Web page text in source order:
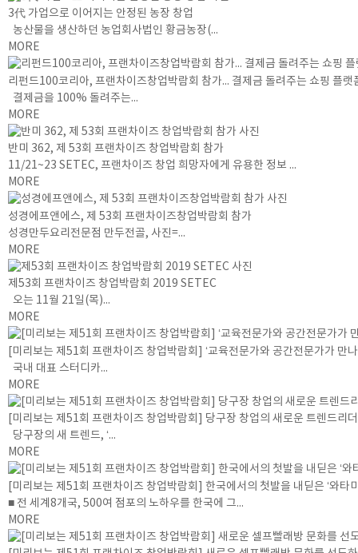
3代 가업으로 이어지는 안정된 농장 창업
농산물을 생산하던 농업회사법인 황금농장(...
MORE
리펀드100코리아, 프랜차이즈창업박람회 참가... 결제금 돌려주는 쇼핑 플랫
결제금을 100% 돌려주는...
MORE
반미 362, 제 53회 프랜차이즈 창업박람회 참가
11/21~23 SETEC, 프랜차이즈 창업 희망자에게 유용한 정보 ...
MORE
성경에프앤에스, 제 53회 프랜차이즈창업박람회 참가
성경만두요리전문점 만두전골, 사진=...
MORE
제53회 프랜차이즈 창업박람회 2019 SETEC
오는 11월 21일(목)...
MORE
[미리보는 제51회 프랜차이즈 창업박람회] ‘교육전문가와 공간전문가가 만
국내 대표 스터디카...
MORE
[미리보는 제51회 프랜차이즈 창업박람회] 당구장 창업의 새로운 트렌드리더
당구장의 새 트렌드, ‘...
MORE
[미리보는 제51회 프랜차이즈 창업박람회] 한국에서의 첫발을 내딛은 ‘와타
■ 전 세계8개국, 500여 점포의 노하우를 한국에 그...
MORE